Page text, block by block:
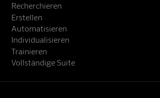
Recherchieren
Erstellen
Automatisieren
Individualisieren
Trainieren
Vollständige Suite